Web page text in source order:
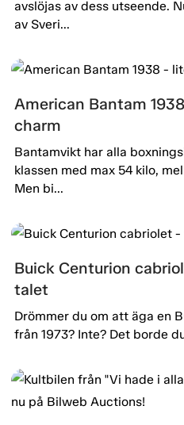
avslöjas av dess utseende.
av Sveri...
American Bantam
charm
Bantamvikt har alla
klassen med max 54 kilo,
Men bi...
Buick Centurion
talet
Drömmer du om att äga en
från 1973? Inte? Det borde